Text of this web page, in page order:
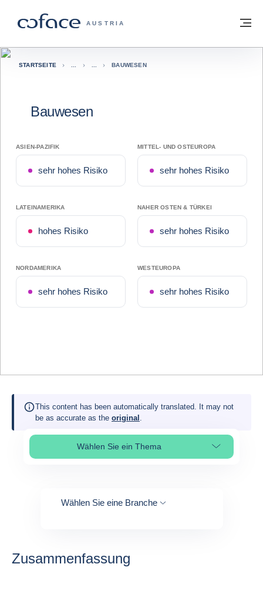
COFACE FOR TRADE - WEBSEITE DER
AUSTRIA
Zurück zur Startseite
STARTSEITE BAUWESEN
Bauwesen
ASIEN-PAZIFIK
sehr hohes Risiko
MITTEL- UND OSTEUROPA
sehr hohes Risiko
LATEINAMERIKA
hohes Risiko
NAHER OSTEN & TÜRKEI
sehr hohes Risiko
NORDAMERIKA
sehr hohes Risiko
WESTEUROPA
sehr hohes Risiko
This content has been automatically translated. It may not
be as accurate as the original .
Wählen Sie ein Thema
Select page section
Wählen Sie eine Branche
Zusammenfassung